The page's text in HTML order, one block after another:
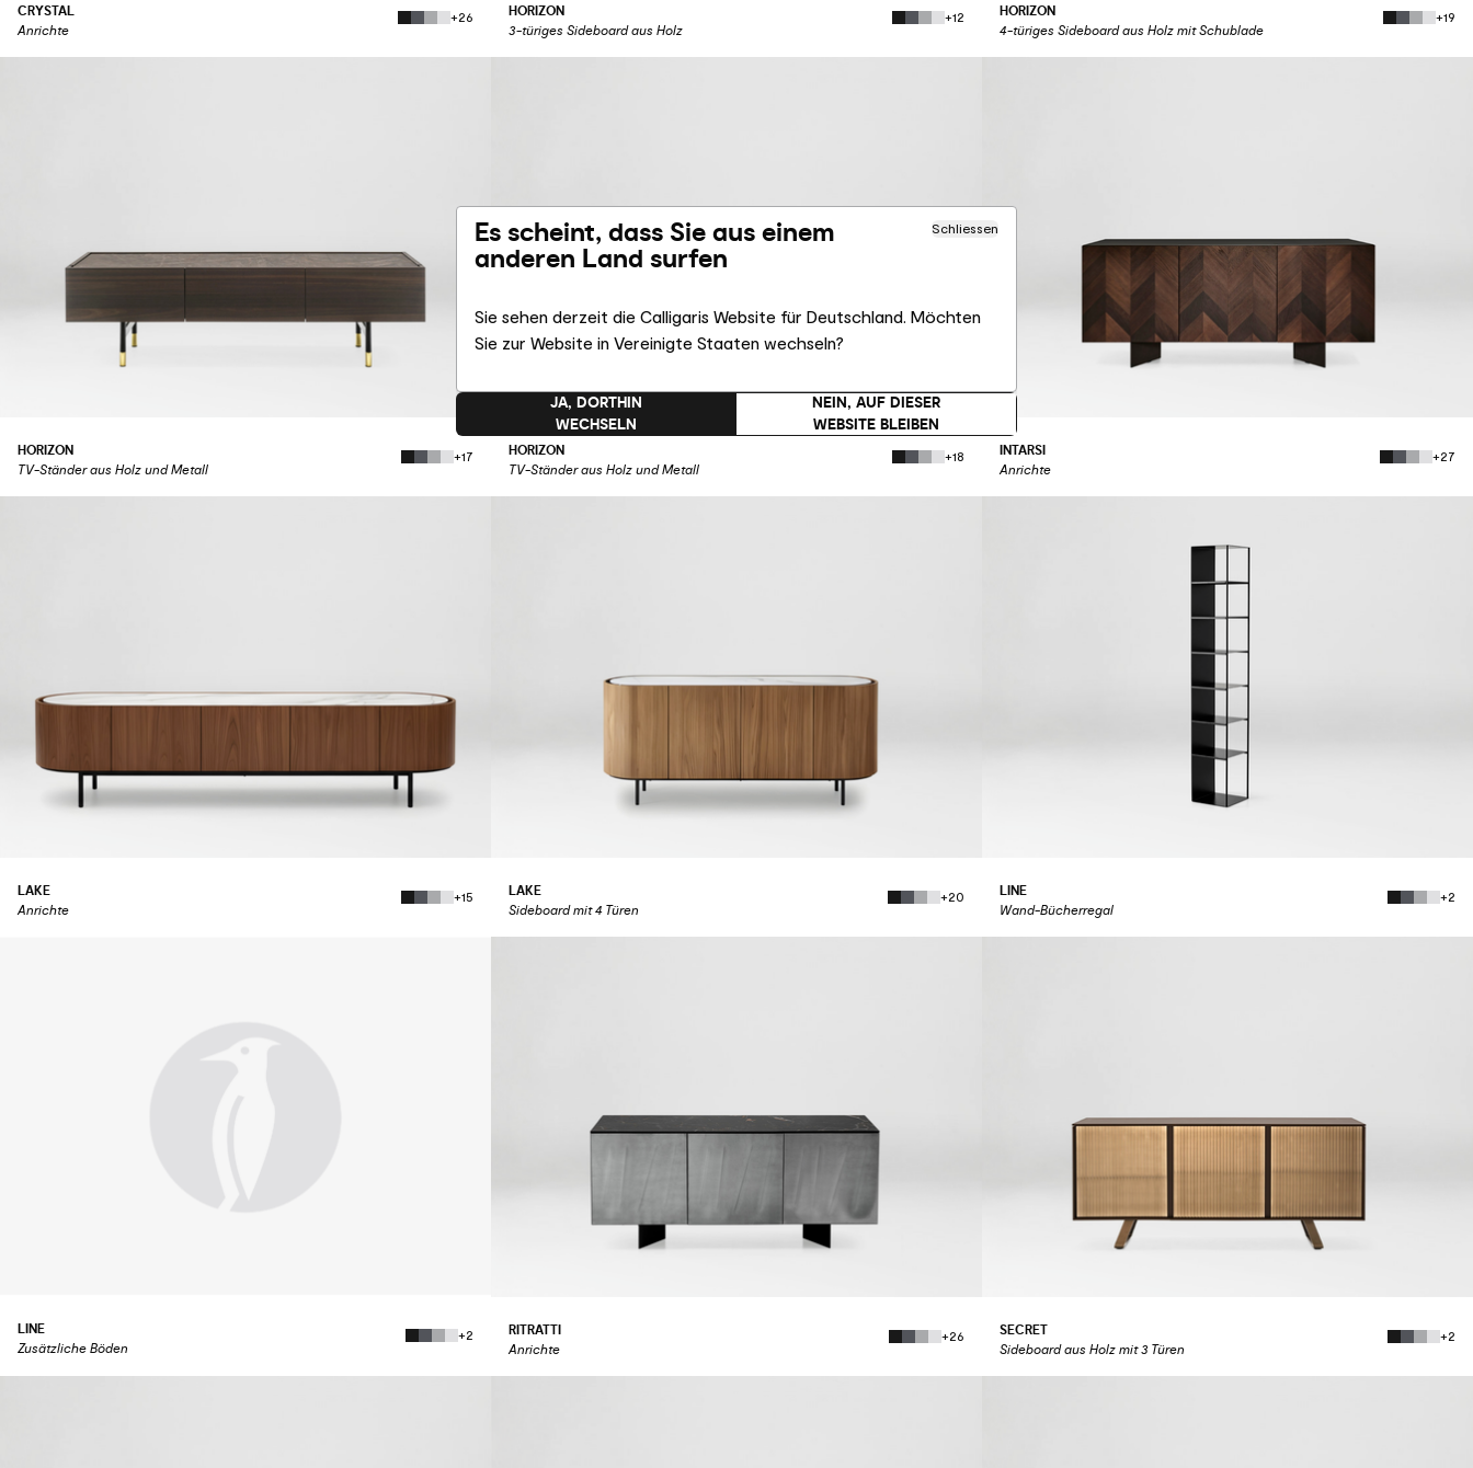
CRYSTAL
Anrichte
+26
HORIZON
3-türiges Sideboard aus Holz
+12
HORIZON
4-türiges Sideboard aus Holz mit Schublade
+19
HORIZON
TV-Ständer aus Holz und Metall
+17
HORIZON
TV-Ständer aus Holz und Metall
+18
INTARSI
Anrichte
+27
LAKE
Anrichte
+15
LAKE
Sideboard mit 4 Türen
+20
LINE
Wand-Bücherregal
+2
LINE
Zusätzliche Böden
+2
RITRATTI
Anrichte
+26
SECRET
Sideboard aus Holz mit 3 Türen
+2
Es scheint, dass Sie aus einem
anderen Land surfen
Schliessen
Sie sehen derzeit die Calligaris Website für Deutschland. Möchten
Sie zur Website in Vereinigte Staaten wechseln?
NEIN, AUF DIESER
WEBSITE BLEIBEN
JA, DORTHIN
WECHSELN